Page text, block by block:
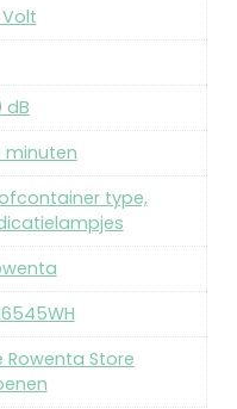
Volt
dB
minuten
type,
Rowenta Store